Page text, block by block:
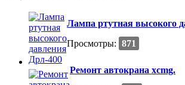
Лампа ртутная высокого
Просмотры: 871
Ремонт автокрана xcmg.